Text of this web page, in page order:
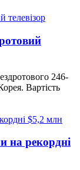
246-
Вартість
на рекордні